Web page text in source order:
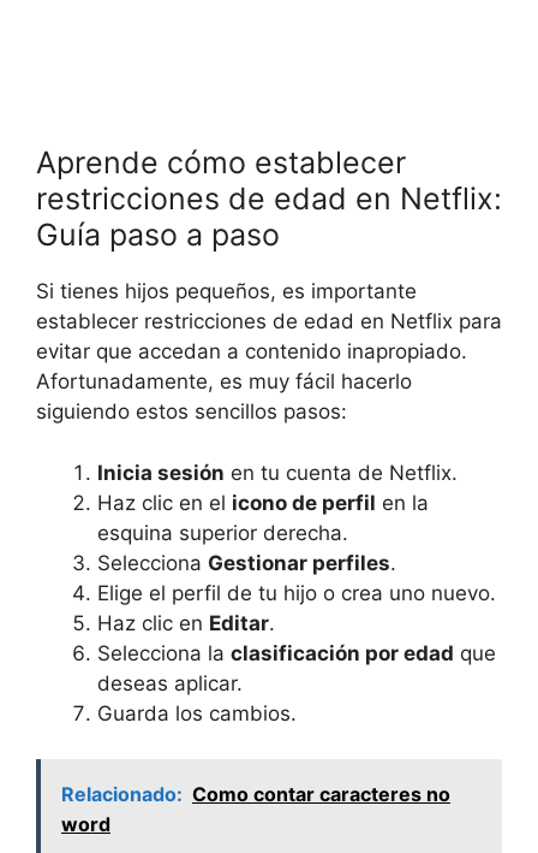
Aprende cómo establecer
restricciones de edad en Netflix:
Guía paso a paso
Si tienes hijos pequeños, es importante
establecer restricciones de edad en Netflix para
evitar que accedan a contenido inapropiado.
Afortunadamente, es muy fácil hacerlo
siguiendo estos sencillos pasos:
Inicia sesión en tu cuenta de Netflix.
Haz clic en el icono de perfil en la
esquina superior derecha.
Selecciona Gestionar perfiles.
Elige el perfil de tu hijo o crea uno nuevo.
Haz clic en Editar.
Selecciona la clasificación por edad que
deseas aplicar.
Guarda los cambios.
Relacionado: Como contar caracteres no
word